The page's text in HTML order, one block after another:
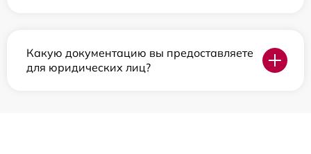
Какую документацию вы предоставляете
для юридических лиц?